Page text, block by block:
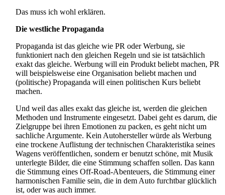
Das muss ich wohl erklären.
Die westliche Propaganda
Propaganda ist das gleiche wie PR oder Werbung, sie
funktioniert nach den gleichen Regeln und sie ist tatsächlich
exakt das gleiche. Werbung will ein Produkt beliebt machen, PR
will beispielsweise eine Organisation beliebt machen und
(politische) Propaganda will einen politischen Kurs beliebt
machen.
Und weil das alles exakt das gleiche ist, werden die gleichen
Methoden und Instrumente eingesetzt. Dabei geht es darum, die
Zielgruppe bei ihren Emotionen zu packen, es geht nicht um
sachliche Argumente. Kein Autohersteller würde als Werbung
eine trockene Auflistung der technischen Charakteristika seines
Wagens veröffentlichen, sondern er benutzt schöne, mit Musik
unterlegte Bilder, die eine Stimmung schaffen sollen. Das kann
die Stimmung eines Off-Road-Abenteuers, die Stimmung einer
harmonischen Familie sein, die in dem Auto furchtbar glücklich
ist, oder was auch immer.